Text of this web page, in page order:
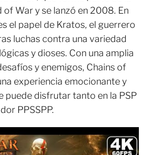
of War y se lanzó en 2008. En
el papel de Kratos, el guerrero
luchas contra una variedad
y dioses. Con una amplia
y enemigos, Chains of
experiencia emocionante y
puede disfrutar tanto en la PSP
PPSSPP.